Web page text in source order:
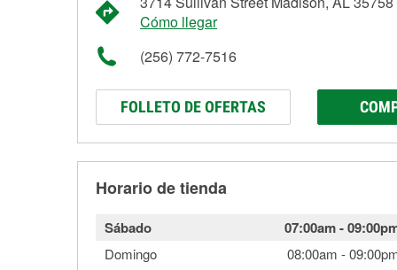
Cómo llegar
(256) 772-7516
FOLLETO DE OFERTAS
Horario de tienda
Sábado 07:00am-
Domingo 08:00am -